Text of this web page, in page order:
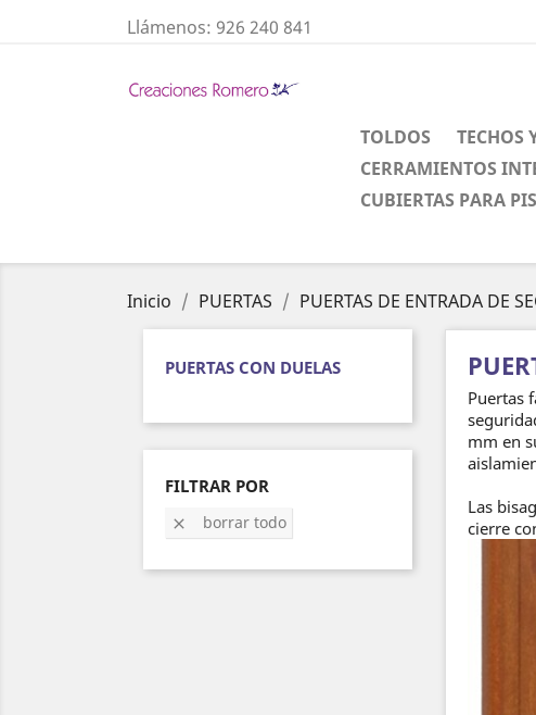
Llámenos: 926 240 841
TOLDOS TECHOS
CERRAMIENTOS
CUBIERTAS PARA
Inicio PUERTAS PUERTAS DE ENTRADA DE
PUERTAS CON DUELAS
FILTRAR POR
 borrar todo
Puertas
mm en
Las
cierre